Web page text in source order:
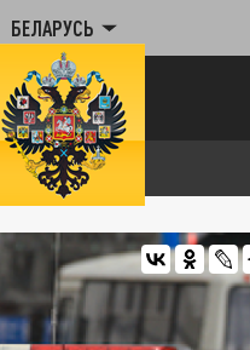
БЕЛАРУСЬ